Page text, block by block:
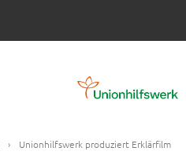
›
Unionhilfswerk produziert Erklärfilm